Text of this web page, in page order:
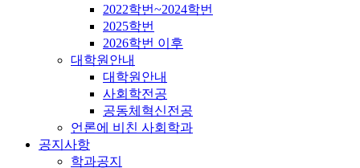
2022학번~2024학번
2025학번
2026학번 이후
대학원안내
대학원안내
사회학전공
공동체혁신전공
언론에 비친 사회학과
공지사항
학과공지